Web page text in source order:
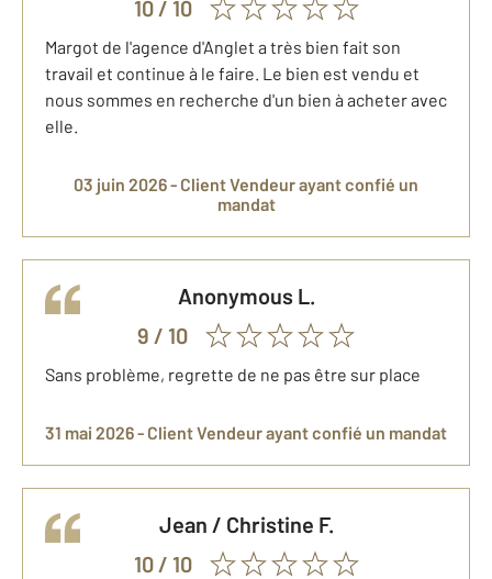
10/ 10
Margot de l'agence d'Anglet a très bien fait son
travail et continue à le faire. Le bien est vendu et
nous sommes en recherche d'un bien à acheter avec
elle.
03 juin 2026 - Client Vendeurayant confié un
mandat
anonymous L.
9 / 10
Sans problème, regrette de ne pas être sur place
31 mai 2026 - Client Vendeurayant confié un mandat
Jean / Christine F.
10/ 10